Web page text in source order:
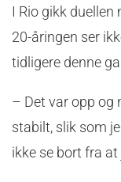
I Rio gikk duellen
20-åringen ser
tidligere denne
– Det var opp og
stabilt, slik som
ikke se bort fra at